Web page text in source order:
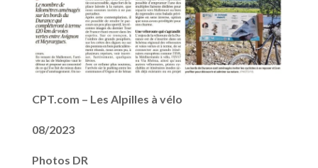
CPT.com – Les Alpilles à vélo
08/2023
Photos DR